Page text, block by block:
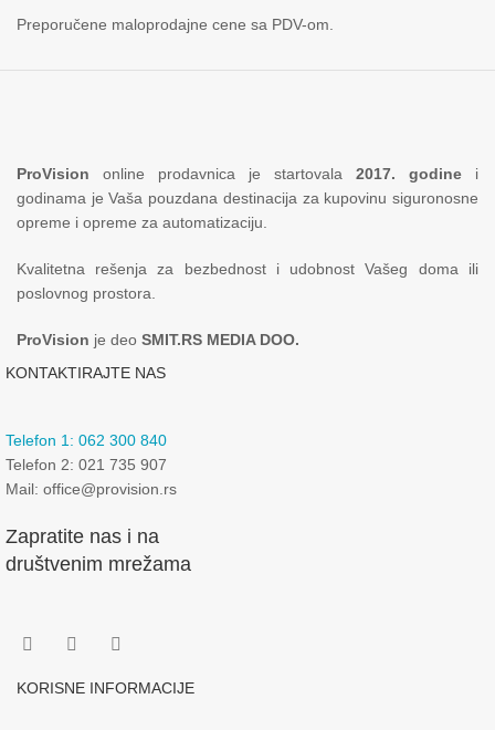
Preporučene maloprodajne cene sa PDV-om.
ProVision online prodavnica je startovala 2017. godine i
godinama je Vaša pouzdana destinacija za kupovinu siguronosne
opreme i opreme za automatizaciju.
Kvalitetna rešenja za bezbednost i udobnost Vašeg doma ili
poslovnog prostora.
ProVision je deo SMIT.RS MEDIA DOO.
KONTAKTIRAJTE NAS
Telefon 1: 062 300 840
Telefon 2: 021 735 907
Mail: office@provision.rs
Zapratite nas i na
društvenim mrežama
KORISNE INFORMACIJE